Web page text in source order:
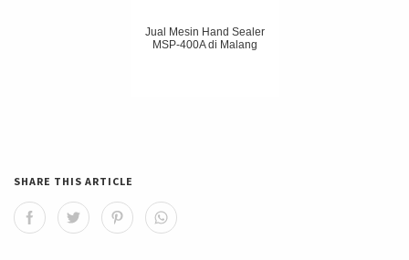
Jual Mesin Hand Sealer
MSP-400A di Malang
SHARE THIS ARTICLE